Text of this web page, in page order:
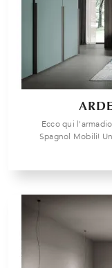
Ecco qui
Spagnol Mobili!